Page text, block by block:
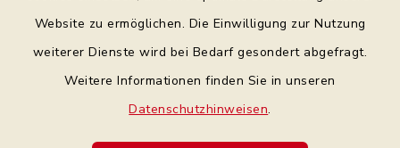
Website zu ermöglichen. Die Einwilligung zur Nutzung
weiterer Dienste wird bei Bedarf gesondert abgefragt.
Weitere Informationen finden Sie in unseren
Datenschutzhinweisen.
Datenschutz